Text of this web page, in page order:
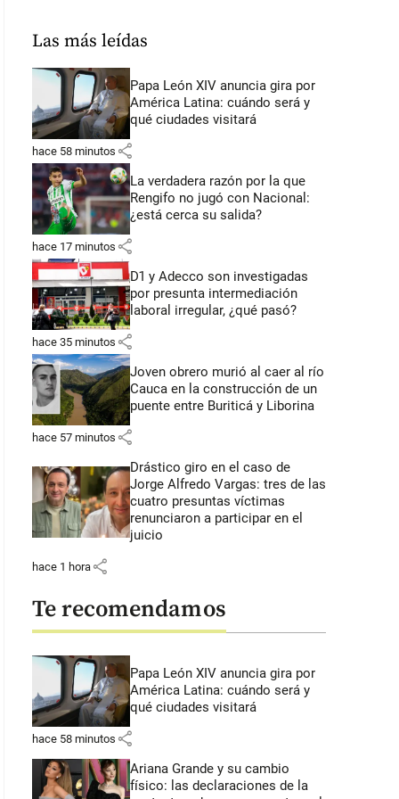
Las más leídas
Papa León XIV anuncia gira por
América Latina: cuándo será y
qué ciudades visitará
hace 58 minutos share
La verdadera razón por la que
Rengifo no jugó con Nacional:
¿está cerca su salida?
hace 17 minutos share
D1 y Adecco son investigadas
por presunta intermediación
laboral irregular, ¿qué pasó?
hace 35 minutos share
Joven obrero murió al caer al río
Cauca en la construcción de un
puente entre Buriticá y Liborina
hace 57 minutos share
Drástico giro en el caso de
Jorge Alfredo Vargas: tres de las
cuatro presuntas víctimas
renunciaron a participar en el
juicio
hace 1 hora share
Te recomendamos
Papa León XIV anuncia gira por
América Latina: cuándo será y
qué ciudades visitará
hace 58 minutos share
Ariana Grande y su cambio
físico: las declaraciones de la